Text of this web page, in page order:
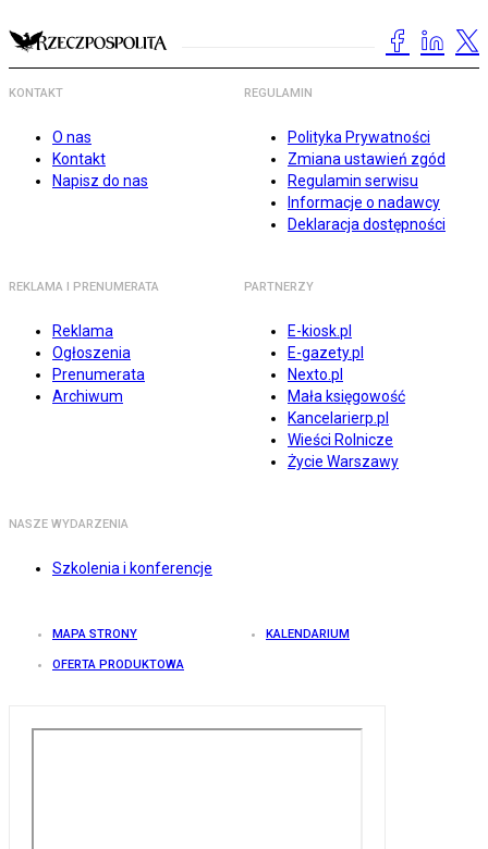
KONTAKT
O nas
Kontakt
Napisz do nas
REGULAMIN
Polityka Prywatności
Zmiana ustawień zgód
Regulamin serwisu
Informacje o nadawcy
Deklaracja dostępności
REKLAMA I PRENUMERATA
Reklama
Ogłoszenia
Prenumerata
Archiwum
PARTNERZY
E-kiosk.pl
E-gazety.pl
Nexto.pl
Mała księgowość
Kancelarierp.pl
Wieści Rolnicze
Życie Warszawy
NASZE WYDARZENIA
Szkolenia i konferencje
MAPA STRONY KALENDARIUM
OFERTA PRODUKTOWA